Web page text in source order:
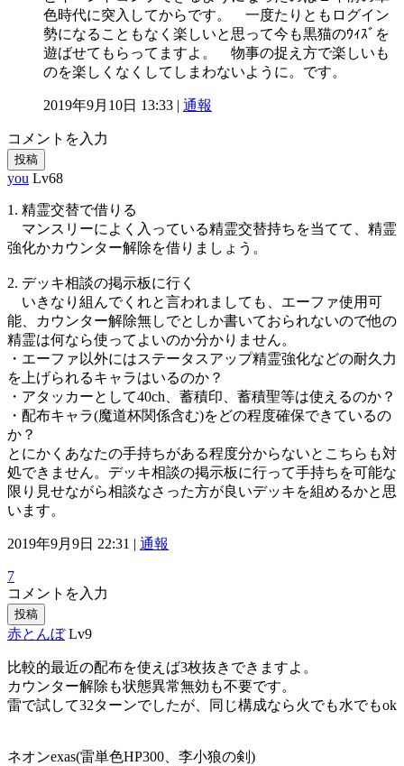
色時代に突入してからです。 一度たりともログイン
勢になることもなく楽しいと思って今も黒猫のｳｨｽﾞを
遊ばせてもらってますよ。 物事の捉え方で楽しいも
のを楽しくなくしてしまわないように。です。
2019年9月10日 13:33 | 通報
コメントを入力
投稿
you Lv68
1. 精霊交替で借りる
マンスリーによく入っている精霊交替持ちを当てて、精霊
強化かカウンター解除を借りましょう。
2. デッキ相談の掲示板に行く
いきなり組んでくれと言われましても、エーファ使用可
能、カウンター解除無しでとしか書いておられないので他の
精霊は何なら使ってよいのか分かりません。
・エーファ以外にはステータスアップ精霊強化などの耐久力
を上げられるキャラはいるのか？
・アタッカーとして40ch、蓄積印、蓄積聖等は使えるのか？
・配布キャラ(魔道杯関係含む)をどの程度確保できているの
か？
とにかくあなたの手持ちがある程度分からないとこちらも対
処できません。デッキ相談の掲示板に行って手持ちを可能な
限り見せながら相談なさった方が良いデッキを組めるかと思
います。
2019年9月9日 22:31 | 通報
7
コメントを入力
投稿
赤とんぼ Lv9
比較的最近の配布を使えば3枚抜きできますよ。
カウンター解除も状態異常無効も不要です。
雷で試して32ターンでしたが、同じ構成なら火でも水でもok
ネオンexas(雷単色HP300、李小狼の剣)